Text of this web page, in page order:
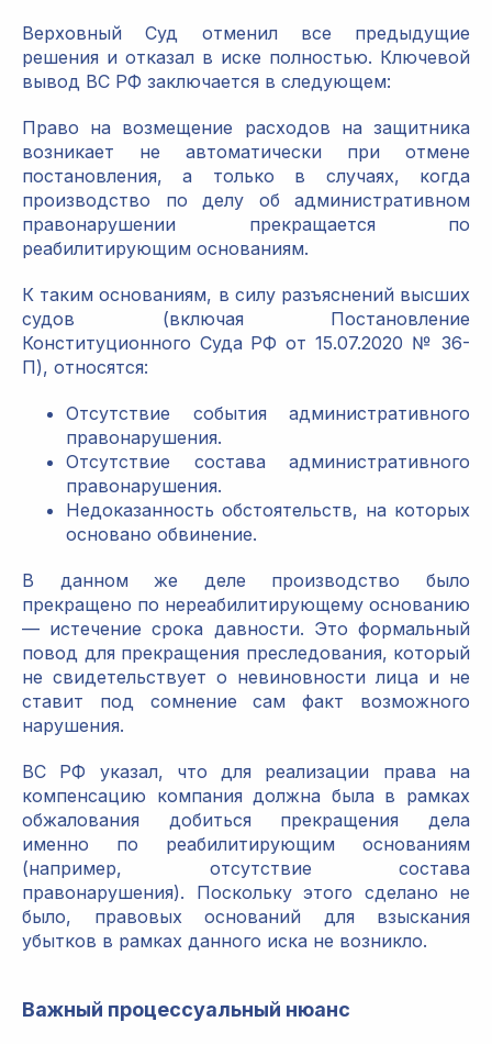
Верховный Суд отменил все предыдущие
решения и отказал в иске полностью. Ключевой
вывод ВС РФ заключается в следующем:
Право на возмещение расходов на защитника
возникает не автоматически при отмене
постановления, а только в случаях, когда
производство по делу об административном
правонарушении прекращается по
реабилитирующим основаниям.
К таким основаниям, в силу разъяснений высших
судов (включая Постановление
Конституционного Суда РФ от 15.07.2020 № 36-
П), относятся:
Отсутствие события административного
правонарушения.
Отсутствие состава административного
правонарушения.
Недоказанность обстоятельств, на которых
основано обвинение.
В данном же деле производство было
прекращено по нереабилитирующему основанию
— истечение срока давности. Это формальный
повод для прекращения преследования, который
не свидетельствует о невиновности лица и не
ставит под сомнение сам факт возможного
нарушения.
ВС РФ указал, что для реализации права на
компенсацию компания должна была в рамках
обжалования добиться прекращения дела
именно по реабилитирующим основаниям
(например, отсутствие состава
правонарушения). Поскольку этого сделано не
было, правовых оснований для взыскания
убытков в рамках данного иска не возникло.
Важный процессуальный нюанс